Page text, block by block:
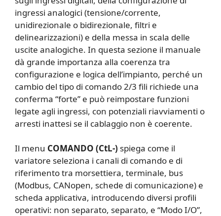
ingressi analogici (tensione/corrente,
unidirezionale o bidirezionale, filtri e
delinearizzazioni) e della messa in scala delle
uscite analogiche. In questa sezione il manuale
dà grande importanza alla coerenza tra
configurazione e logica dell’impianto, perché un
cambio del tipo di comando 2/3 fili richiede una
conferma “forte” e può reimpostare funzioni
legate agli ingressi, con potenziali riavviamenti o
arresti inattesi se il cablaggio non è coerente.
Il menu COMANDO (CtL-) spiega come il
variatore seleziona i canali di comando e di
riferimento tra morsettiera, terminale, bus
(Modbus, CANopen, schede di comunicazione) e
scheda applicativa, introducendo diversi profili
operativi: non separato, separato, e “Modo I/O”,